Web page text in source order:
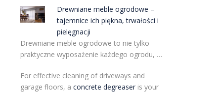
Drewniane meble ogrodowe –
tajemnice ich piękna, trwałości i
pielęgnacji
Drewniane meble ogrodowe to nie tylko
praktyczne wyposażenie każdego ogrodu, …
For effective cleaning of driveways and
garage floors, a concrete degreaseris your